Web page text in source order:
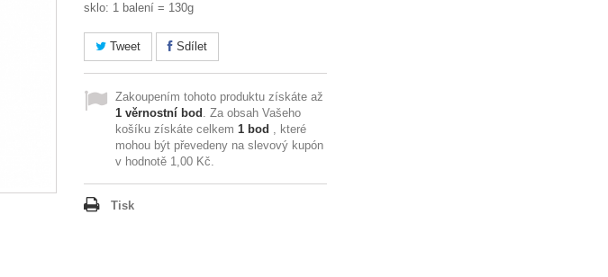
sklo: 1 balení = 130g
Tweet Sdílet
Zakoupením tohoto produktu získáte až
1 věrnostní bod . Za obsah Vašeho
košíku získáte celkem 1 bod , které
mohou být převedeny na slevový kupón
v hodnotě 1,00 Kč.
Tisk